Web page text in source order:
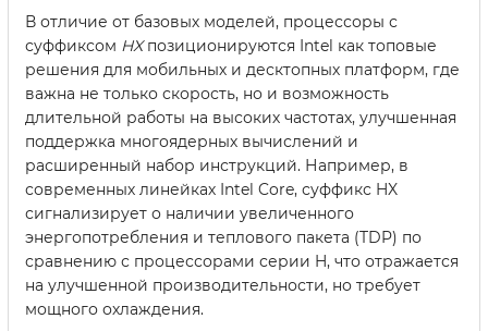
В отличие от базовых моделей, процессоры с
суффиксом HXпозиционируются Intel как топовые
решения для мобильных и десктопных платформ, где
важна не только скорость, но и возможность
длительной работы на высоких частотах, улучшенная
поддержка многоядерных вычислений и
расширенный набор инструкций. Например, в
современных линейках Intel Core, суффикс HX
сигнализирует о наличии увеличенного
энергопотребления и теплового пакета (TDP) по
сравнению с процессорами серии H, что отражается
на улучшенной производительности, но требует
мощного охлаждения.